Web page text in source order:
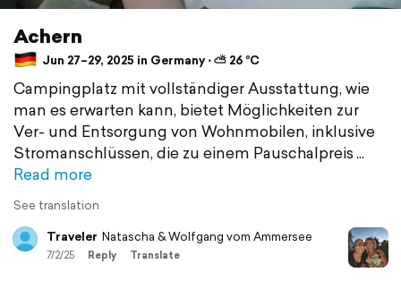
Achern
Jun 27–29, 2025 in Germany ⋅ ⛅ 26 °C
Campingplatz mit vollständiger Ausstattung, wie
man es erwarten kann, bietet Möglichkeiten zur
Ver- und Entsorgung von Wohnmobilen, inklusive
Stromanschlüssen, die zu einem Pauschalpreis
Read more
See translation
Traveler Natascha & Wolfgang vom Ammersee
7/2/25 Reply Translate